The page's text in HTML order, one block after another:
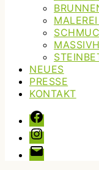
NEUES
PRESSE
KONTAKT
Facebook
Instagram
E-
Mail